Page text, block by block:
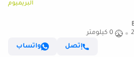
البريميوم
0 كيلومتر
إتصل
واتساب